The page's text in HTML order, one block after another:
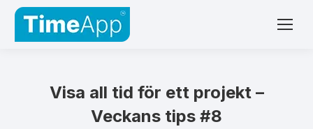
Visa all tid för ett projekt –
Veckans tips #8